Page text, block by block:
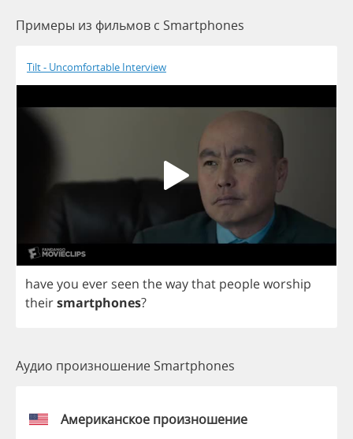
Примеры из фильмов c Smartphones
Tilt - Uncomfortable Interview
haveyou ever seen thewaythat peopleworship
theirsmartphones?
Аудио произношение Smartphones
Американское произношение